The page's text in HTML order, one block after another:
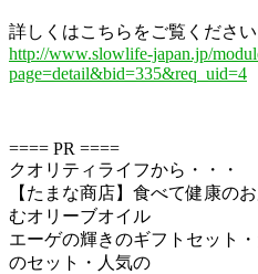
詳しくはこちらをご覧ください
http://www.slowlife-japan.jp/
page=detail&bid=335&req_uid=4
==== PR ====
クオリティライフから・・・
【たまな商店】食べて健康の
むオリーブオイル
エーゲの輝きのギフトセット
のセット・人気の